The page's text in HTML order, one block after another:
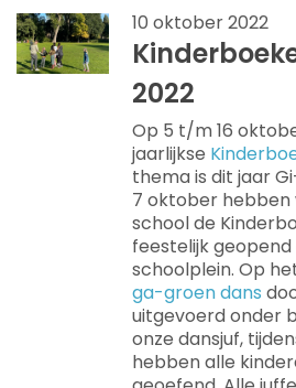
10 oktober 2022
2022
Op 5 t/m 16
jaarlijkse
thema is dit jaar
7 oktober hebben
school de
feestelijk
schoolplein. Op
ga-groen dans
uitgevoerd onder
onze dansjuf,
hebben alle